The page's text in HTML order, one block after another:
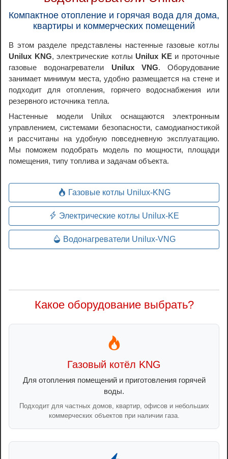
Компактное отопление и горячая вода для дома,
квартиры и коммерческих помещений
В этом разделе представлены настенные газовые котлы
Unilux KNG, электрические котлы Unilux KEи проточные
газовые водонагреватели Unilux VNG. Оборудование
занимает минимум места, удобно размещается на стене и
подходит для отопления, горячего водоснабжения или
резервного источника тепла.
Настенные модели Unilux оснащаются электронным
управлением, системами безопасности, самодиагностикой
и рассчитаны на удобную повседневную эксплуатацию.
Мы поможем подобрать модель по мощности, площади
помещения, типу топлива и задачам объекта.
Газовые котлы Unilux-KNG
Электрические котлы Unilux-KE
Водонагреватели Unilux-VNG
Какое оборудование выбрать?
Газовый котёл KNG
Для отопления помещений и приготовления горячей
воды.
Подходит для частных домов, квартир, офисов и небольших
коммерческих объектов при наличии газа.